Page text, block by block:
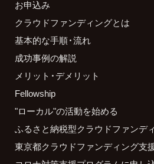
お申込み
クラウドファンディングとは
基本的な手順・流れ
成功事例の解説
メリット・デメリット
Fellowship
"ローカル"の活動を始める
ふるさと納税型クラウドファンデ
東京都クラウドファンディング支